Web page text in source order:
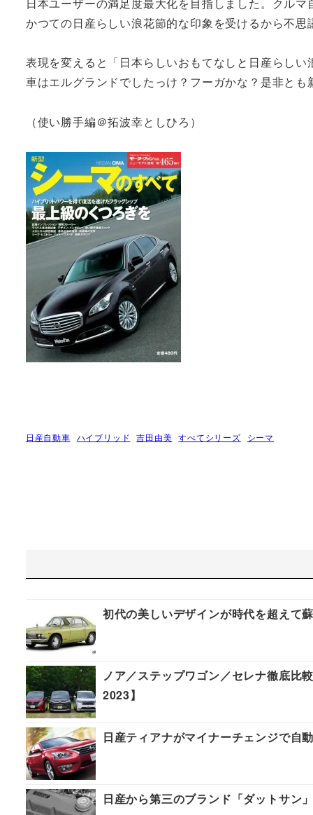
かつての日産らしい浪花節的な印象を受けるから不思
表現を変えると「日本らしいおもてなしと日産らし
車はエルグランドでしたっけ？フーガかな？是非と
（使い勝手編＠拓波幸としひろ）
日産自動車 ハイブリッド 吉田由美 すべてシリーズ シーマ
初代の美しいデザインが時代を超えて
ノア／ステップワゴン／セレナ徹底比
2023】
日産ティアナがマイナーチェンジで自
日産から第三のブランド「ダットサン